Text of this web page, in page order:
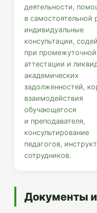
деятельности,
в самостоятельной
индивидуальные
консультации,
при промежуточной
аттестации и
академических
задолженностей,
взаимодействия
обучающегося
и преподавателя,
консультирование
педагогов,
сотрудников.
Документы и